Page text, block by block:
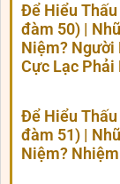
Để Hiểu
đàm 50) |
Niệm? Người
Cực Lạc Phải
Để Hiểu
đàm 51) |
Niệm?